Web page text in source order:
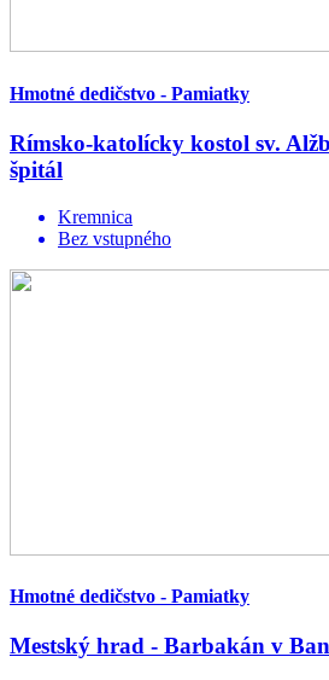
Hmotné dedičstvo - Pamiatky
Rímsko-katolícky kostol sv.
špitál
Kremnica
Bez vstupného
Hmotné dedičstvo - Pamiatky
Mestský hrad - Barbakán v